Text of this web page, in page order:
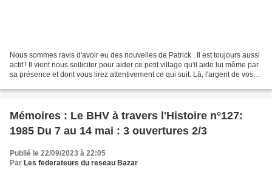
Nous sommes ravis d'avoir eu des nouvelles de Patrick . Il est toujours aussi
actif ! Il vient nous solliciter pour aider ce petit village qu'il aide lui même par
sa présence et dont vous lirez attentivement ce qui suit. Là, l'argent de vos
Mémoires : Le BHV à travers l'Histoire n°127:
1985 Du 7 au 14 mai : 3 ouvertures 2/3
Publié le 22/09/2023 à 22:05
Par Les federateurs du reseau Bazar